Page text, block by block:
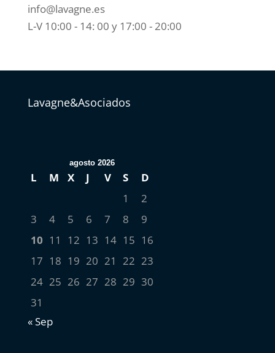
info@lavagne.es
L-V 10:00 - 14: 00 y 17:00 - 20:00
Lavagne&Asociados
agosto 2026
L M X J V S
D
1
2
3
4 5 6 7 8
9
10 11 12 13 14 15 16
17 18 19 20 21 22 23
24 25 26 27 28 29 30
31
« Sep